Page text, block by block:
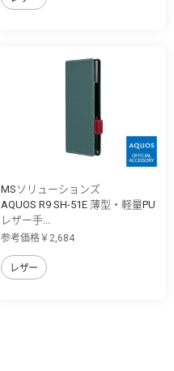
MSソリューションズ
AQUOS R9 SH-51E 薄型・軽量PU
レザー手...
参考価格￥2,684
レザー